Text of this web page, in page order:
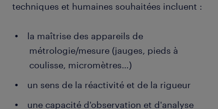
techniques et humaines souhaitées incluent :
la maîtrise des appareils de
métrologie/mesure (jauges, pieds à
coulisse, micromètres…)
un sens de la réactivité et de la rigueur
une capacité d'observation et d'analyse